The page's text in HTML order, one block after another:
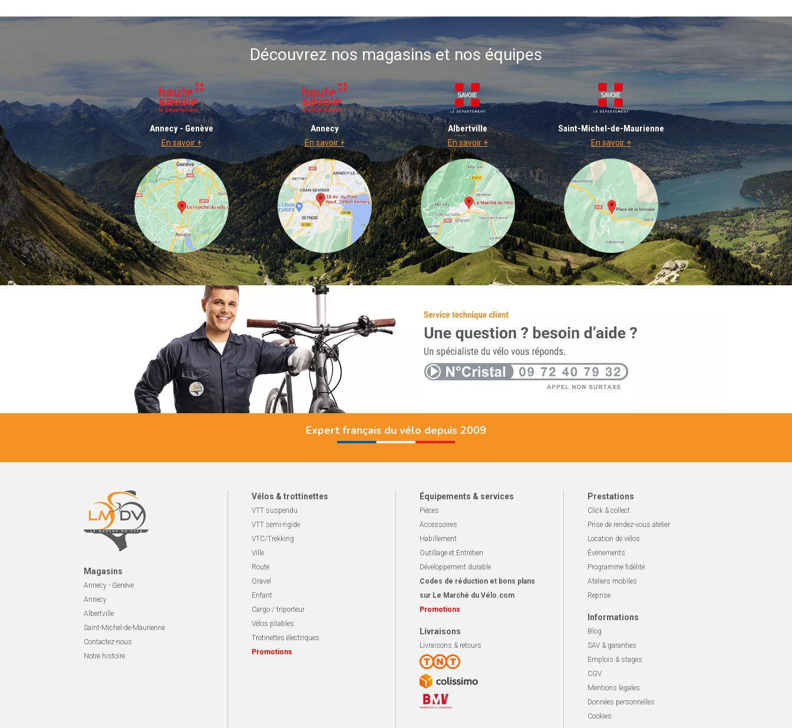
Découvrez nos magasins et nos équipes
Annecy - Genève
En savoir +
Annecy
En savoir +
Albertville
En savoir +
Saint-Michel-de-Maurienne
En savoir +
Expert français du vélo depuis 2009
Magasins
Annecy - Genève
Annecy
Albertville
Saint-Michel-de-Maurienne
Contactez-nous
Notre histoire
Vélos & trottinettes
VTT suspendu
VTT semi-rigide
VTC/Trekking
Ville
Route
Gravel
Enfant
Cargo / triporteur
Vélos pliables
Trotinettes électriques
Promotions
Équipements & services
Pièces
Accessoires
Habillement
Outillage et Entretien
Développement durable
Codes de réduction et bons plans
sur Le Marché du Vélo.com
Promotions
Livraisons
Livraisons & retours
Prestations
Click & collect
Prise de rendez-vous atelier
Location de vélos
Événements
Programme fidélité
Ateliers mobiles
Reprise
Informations
Blog
SAV & garanties
Emplois & stages
CGV
Mentions légales
Données personnelles
Cookies